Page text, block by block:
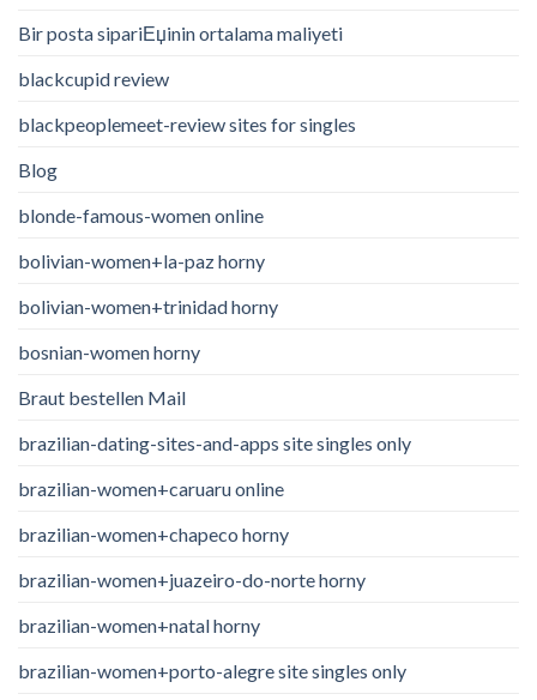
Bir posta sipariЕџinin ortalama maliyeti
blackcupid review
blackpeoplemeet-review sites for singles
Blog
blonde-famous-women online
bolivian-women+la-paz horny
bolivian-women+trinidad horny
bosnian-women horny
Braut bestellen Mail
brazilian-dating-sites-and-apps site singles only
brazilian-women+caruaru online
brazilian-women+chapeco horny
brazilian-women+juazeiro-do-norte horny
brazilian-women+natal horny
brazilian-women+porto-alegre site singles only